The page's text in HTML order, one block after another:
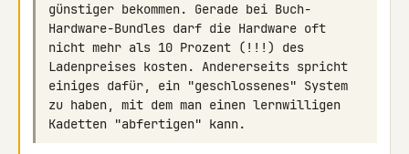
günstiger bekommen. Gerade bei Buch-
Hardware-Bundles darf die Hardware oft
nicht mehr als 10 Prozent (!!!) des
Ladenpreises kosten. Andererseits spricht
einiges dafür, ein "geschlossenes" System
zu haben, mit dem man einen lernwilligen